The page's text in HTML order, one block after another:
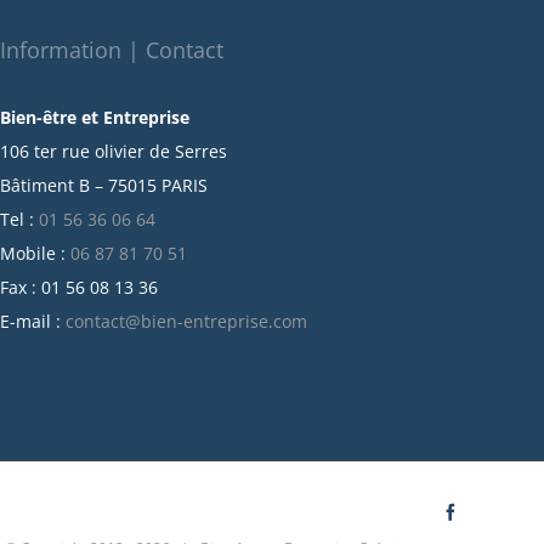
octobre 2021
juillet 2021
juin 2021
mai 2021
avril 2021
mars 2021
février 2021
janvier 2021
Information | Contact
Bien-être et Entreprise
106 ter rue olivier de Serres
Bâtiment B – 75015 PARIS
Tel : 01 56 36 06 64
Mobile : 06 87 81 70 51
Fax : 01 56 08 13 36
E-mail : contact@bien-entreprise.com
Facebook